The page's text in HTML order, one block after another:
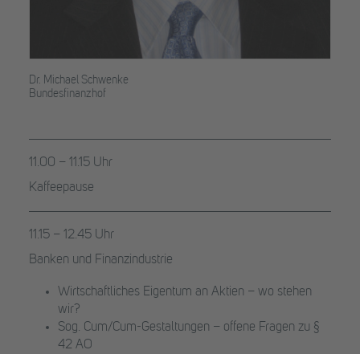
Dr. Michael Schwenke
Bundesfinanzhof
11.00 – 11.15 Uhr
Kaffeepause
11.15 – 12.45 Uhr
Banken und Finanzindustrie
Wirtschaftliches Eigentum an Aktien – wo stehen
wir?
Sog. Cum/Cum-Gestaltungen – offene Fragen zu §
42 AO